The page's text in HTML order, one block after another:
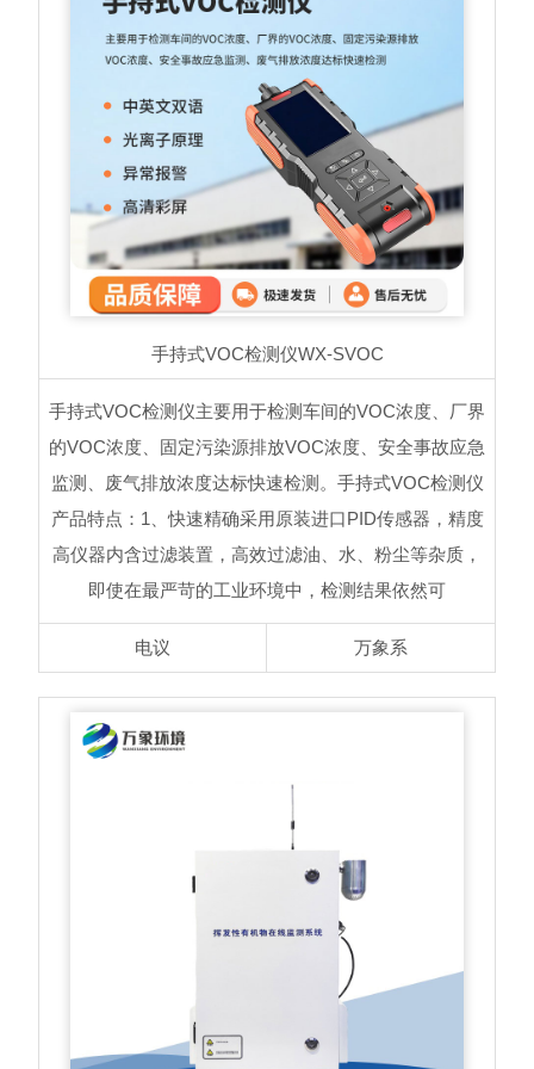
手持式VOC检测仪WX-SVOC
手持式VOC检测仪主要用于检测车间的VOC浓度、厂界
的VOC浓度、固定污染源排放VOC浓度、安全事故应急
监测、废气排放浓度达标快速检测。手持式VOC检测仪
产品特点：1、快速精确采用原装进口PID传感器，精度
高仪器内含过滤装置，高效过滤油、水、粉尘等杂质，
即使在最严苛的工业环境中，检测结果依然可
电议 万象系